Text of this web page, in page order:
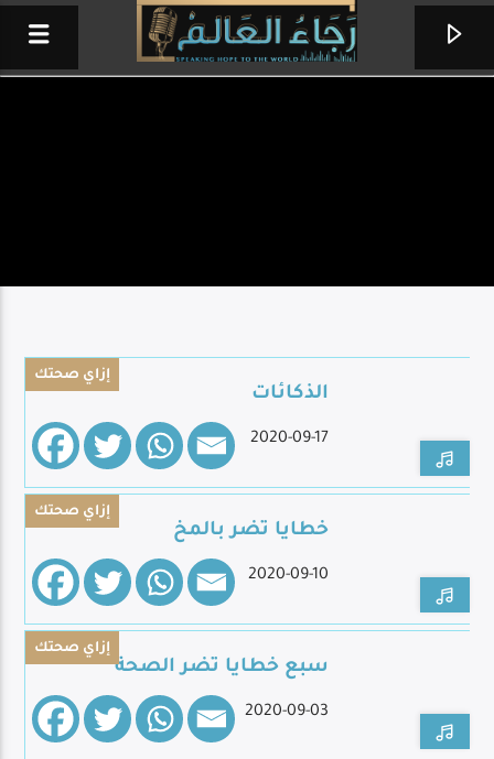
كيريالايسون
فريق الحياة الأفضل
Live Broadcast
إزاي صحتك
الذكائات
2020-09-17
إزاي صحتك
خطايا تضر بالمخ
2020-09-10
إزاي صحتك
سبع خطايا تضر الصحة
2020-09-03